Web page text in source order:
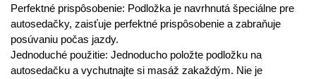
Perfektné prispôsobenie: Podložka je navrhnutá špeciálne pre
autosedačky, zaisťuje perfektné prispôsobenie a zabraňuje
posúvaniu počas jazdy.
Jednoduché použitie: Jednoducho položte podložku na
autosedačku a vychutnajte si masáž zakaždým. Nie je